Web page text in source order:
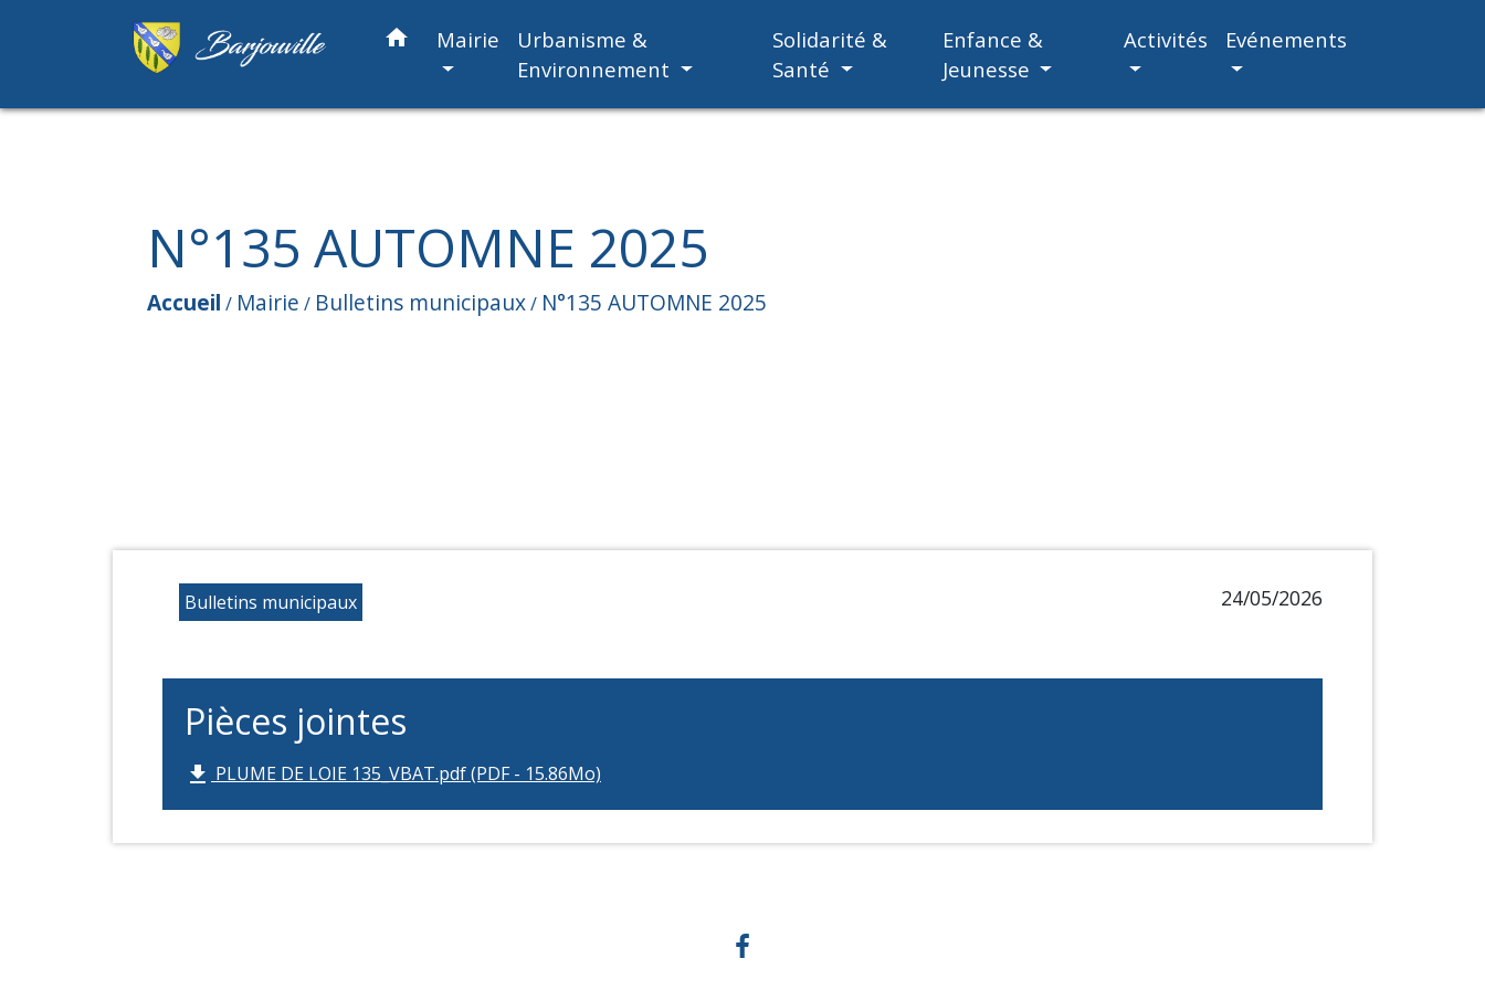
home Mairie
Urbanisme &
Environnement
Solidarité &
Santé
Enfance &
Jeunesse
Activités Evénements
N°135 AUTOMNE 2025
Accueil / Mairie / Bulletins municipaux/ N°135 AUTOMNE 2025
Bulletins municipaux 24/05/2026
Pièces jointes
file_download PLUME DE LOIE 135_VBAT.pdf (PDF - 15.86Mo)